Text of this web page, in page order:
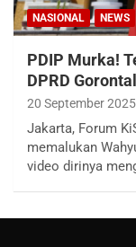
NASIONAL NEWS
PDIP Murka!
DPRD
20 September 2025
Jakarta, Forum
memalukan
video dirinya